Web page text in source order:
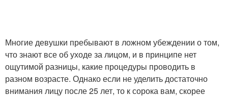
Многие девушки пребывают в ложном убеждении о том,
что знают все об уходе за лицом, и в принципе нет
ощутимой разницы, какие процедуры проводить в
разном возрасте. Однако если не уделить достаточно
внимания лицу после 25 лет, то к сорока вам, скорее